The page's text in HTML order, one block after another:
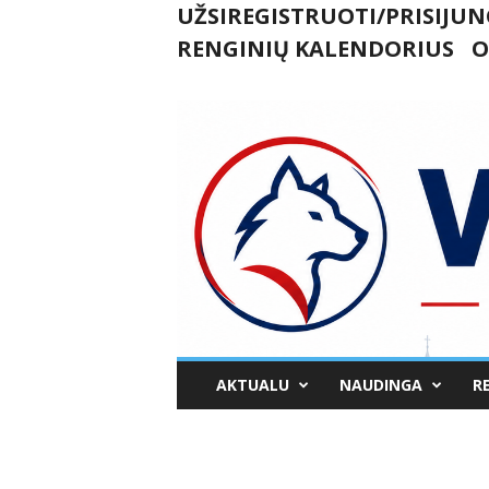
UŽSIREGISTRUOTI/
RENGINIŲ KALENDORIUS
m
AKTUALU NAUDINGA